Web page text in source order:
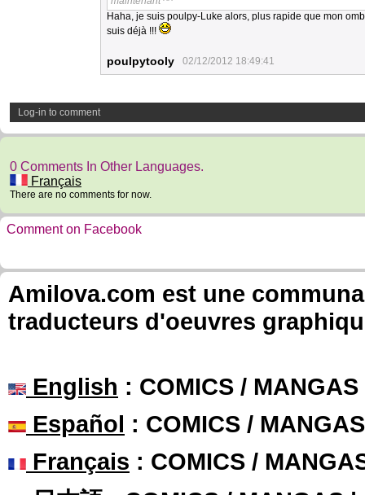
Haha, je suis poulpy-Luke alors, plus rapide que mon
suis déjà !!!
poulpytooly 02/12/2012 18:49:41
Log-in to comment
0 Comments In Other Languages.
Français
There are no comments for now.
Comment on Facebook
Amilova.com est une
traducteurs d'oeuvres
English : COMICS /
Español : COMICS /
Français : COMICS /